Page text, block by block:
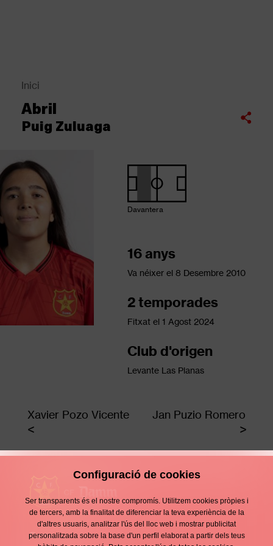
Fil
d'Ariadna
Inici
Abril
Puig Zuluaga
Compartir
Davantera
16 anys
Va néixer el 8 Desembre 2010
2 temporades
Fitxat el 1 Agost 2024
Club d'origen
Levante Las Planas
Xavier Pozo Vicente Jan Puzio Romero
Contacte
Configuració de cookies
Ser transparents és el nostre compromís. Utilitzem cookies pròpies i
de tercers, amb la finalitat de diferenciar la teva experiència de la
d'altres usuaris, analitzar l'ús del lloc web i mostrar publicitat
personalitzada sobre la base d'un perfil elaborat a partir dels teus